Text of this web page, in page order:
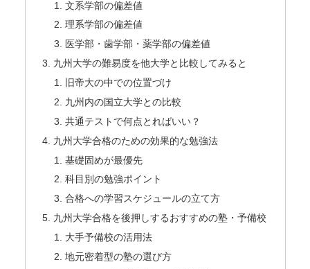
文系学部の偏差値
理系学部の偏差値
医学部・歯学部・薬学部の偏差値
九州大学の難易度を他大学と比較してみると
旧帝大の中での位置づけ
九州内の国立大学との比較
共通テストで何点とればいい？
九州大学合格のための効果的な勉強法
基礎固めが最優先
科目別の勉強ポイント
合格への学習スケジュールの立て方
九州大学合格を後押しするおすすめの塾・予備校
大手予備校の活用法
地元密着型の塾の選び方